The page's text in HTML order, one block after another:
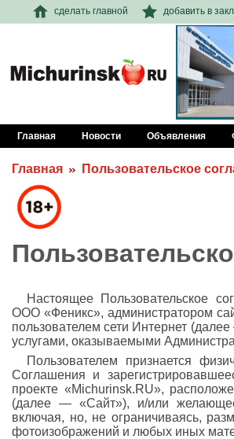
сделать главной добавить в
Главная Новости Объявления
Главная Пользовательское
Настоящее Пользовательское
ООО «Феникс», администратором
пользователем сети Интернет
услугами, оказываемыми
Пользователем признается
Соглашения и
проекте «Michurinsk.RU»,
(далее — «Сайт»), и/или
включая, но, не ограничиваясь,
фотоизображений и любых иных